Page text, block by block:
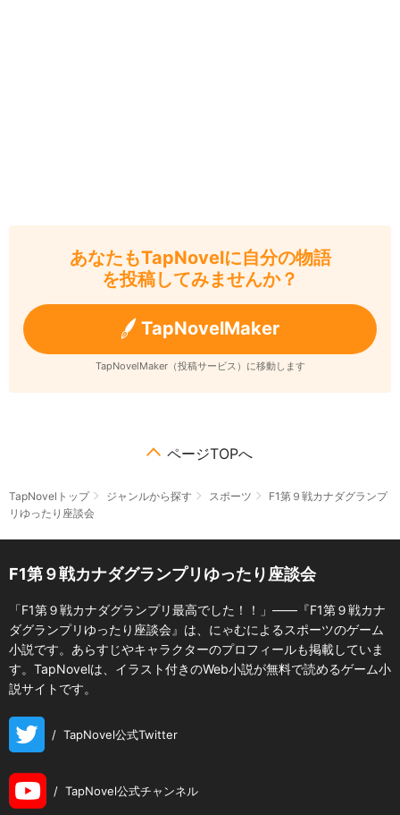
あなたもTapNovelに自分の物語
を投稿してみませんか？
TapNovelMaker
TapNovelMaker（投稿サービス）に移動します
ページTOPへ
TapNovelトップ ジャンルから探す スポーツ
F1第９戦カナダグランプ
リゆったり座談会
F1第９戦カナダグランプリゆったり座談会
「F1第９戦カナダグランプリ最高でした！！」――『F1第９戦カナ
ダグランプリゆったり座談会』は、にゃむによるスポーツのゲーム
小説です。あらすじやキャラクターのプロフィールも掲載していま
す。TapNovelは、イラスト付きのWeb小説が無料で読めるゲーム小
説サイトです。
/ TapNovel公式Twitter
/ TapNovel公式チャンネル